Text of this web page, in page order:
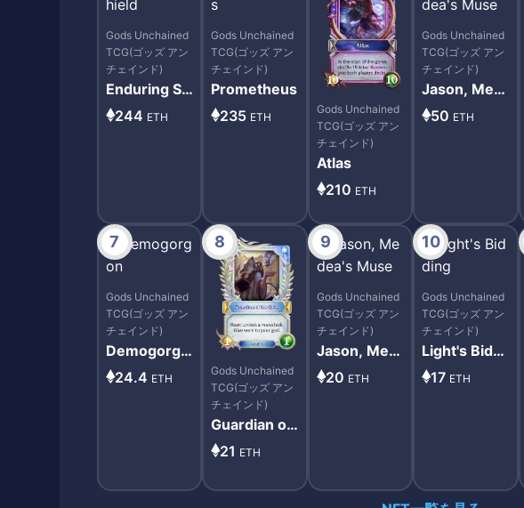
Gods Unchained
TCG(ゴッズ アン
チェインド)
Enduring Sh
ield
244 ETH
Gods Unchained
TCG(ゴッズ アン
チェインド)
Prometheus
235 ETH
Gods Unchained
TCG(ゴッズ アン
チェインド)
Atlas
210 ETH
Gods Unchained
TCG(ゴッズ アン
チェインド)
Jason, Med
ea's Muse
50 ETH
7
Gods Unchained
TCG(ゴッズ アン
チェインド)
Demogorgo
n
24.4 ETH
8
Gods Unchained
TCG(ゴッズ アン
チェインド)
Guardian of
the Gates
21 ETH
9
Gods Unchained
TCG(ゴッズ アン
チェインド)
Jason, Med
ea's Muse
20 ETH
10
Gods Unchained
TCG(ゴッズ アン
チェインド)
Light's Biddi
ng
17 ETH